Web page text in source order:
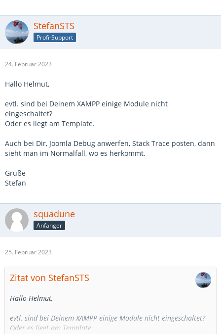
StefanSTS
Profi-Support
24. Februar 2023
Hallo Helmut,
evtl. sind bei Deinem XAMPP einige Module nicht
eingeschaltet?
Oder es liegt am Template.
Auch bei Dir, Joomla Debug anwerfen, Stack Trace posten, dann
sieht man im Normalfall, wo es herkommt.
Grüße
Stefan
squadune
Anfänger
25. Februar 2023
Zitat von StefanSTS
Hallo Helmut,
evtl. sind bei Deinem XAMPP einige Module nicht eingeschaltet?
Oder es liegt am Template.